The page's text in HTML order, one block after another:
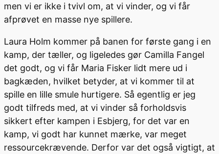
men vi er ikke i tvivl om, at vi vinder, og vi får
afprøvet en masse nye spillere.
Laura Holm kommer på banen for første gang i en
kamp, der tæller, og ligeledes gør Camilla Fangel
det godt, og vi får Maria Fisker lidt mere ud i
bagkæden, hvilket betyder, at vi kommer til at
spille en lille smule hurtigere. Så egentlig er jeg
godt tilfreds med, at vi vinder så forholdsvis
sikkert efter kampen i Esbjerg, for det var en
kamp, vi godt har kunnet mærke, var meget
ressourcekrævende. Derfor var det også vigtigt, at